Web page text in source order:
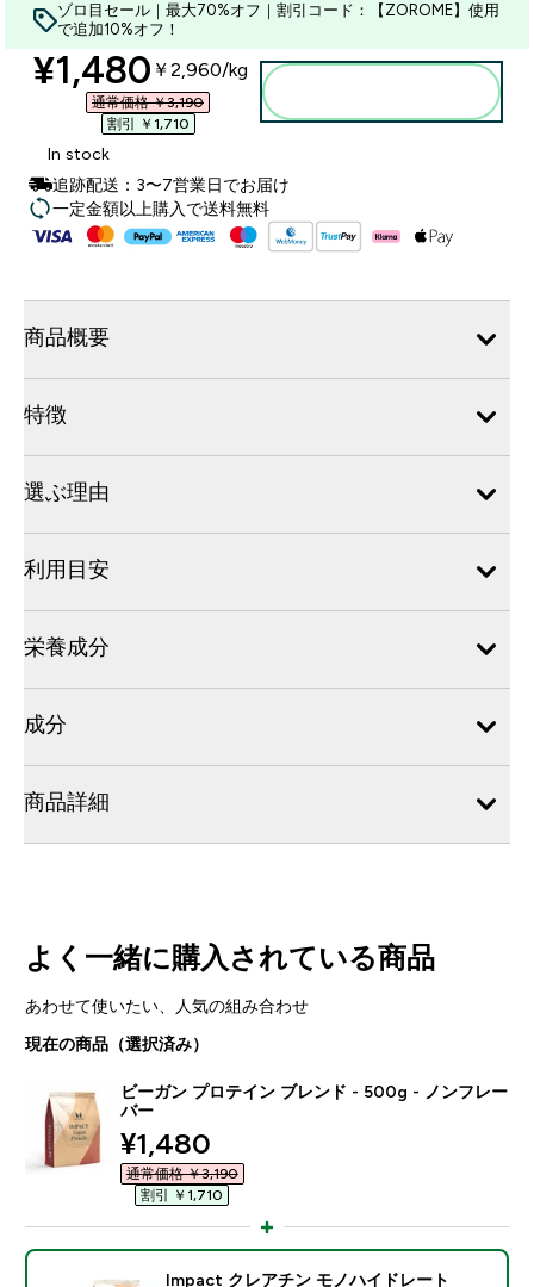
ゾロ目セール｜最大70%オフ｜割引コード：【ZOROME】使用
で追加10%オフ！
discounted price
¥1,480‎ ￥2,960‎/kg
通常価格 ￥3,190‎
割引 ￥1,710‎
In stock
追跡配送：3〜7営業日でお届け
一定金額以上購入で送料無料
商品概要
特徴
選ぶ理由
利用目安
栄養成分
成分
商品詳細
よく一緒に購入されている商品
あわせて使いたい、人気の組み合わせ
現在の商品（選択済み）
ビーガン プロテイン ブレンド - 500g - ノンフレー
バー
discounted price
¥1,480‎
通常価格 ￥3,190‎
割引 ￥1,710‎
Impact クレアチン モノハイドレート